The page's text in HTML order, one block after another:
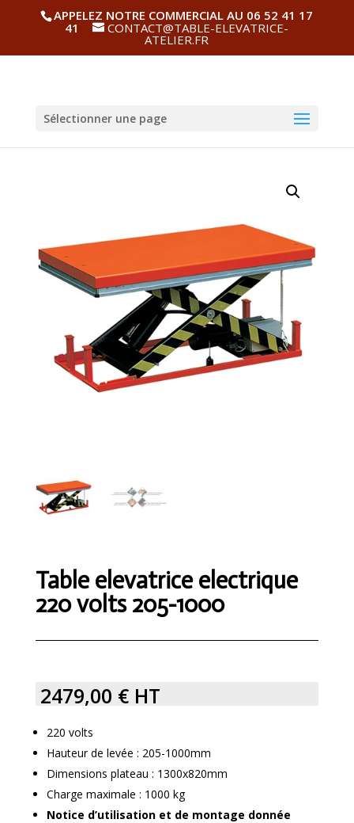
APPELEZ NOTRE COMMERCIAL AU 06 52 41 17
41
CONTACT@TABLE-ELEVATRICE-
ATELIER.FR
Sélectionner une page
Table elevatrice electrique
220 volts 205-1000
2479,00 € HT
220 volts
Hauteur de levée : 205-1000mm
Dimensions plateau : 1300x820mm
Charge maximale : 1000 kg
Notice d’utilisation et de montage donnée